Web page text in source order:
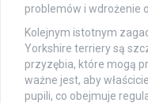
problemów i wdrożenie
Kolejnym istotnym
Yorkshire terriery są
przyzębia, które mogą
ważne jest, aby
pupili, co obejmuje